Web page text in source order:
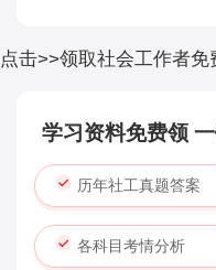
点击>>领取社会工作者免
学习资料免费领
历年社工真题答案
各科目考情分析